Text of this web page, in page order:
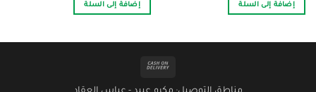
إضافة إلى السلة إضافة إلى السلة